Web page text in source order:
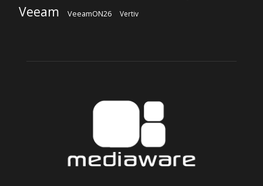
Veeam VeeamON26 Vertiv